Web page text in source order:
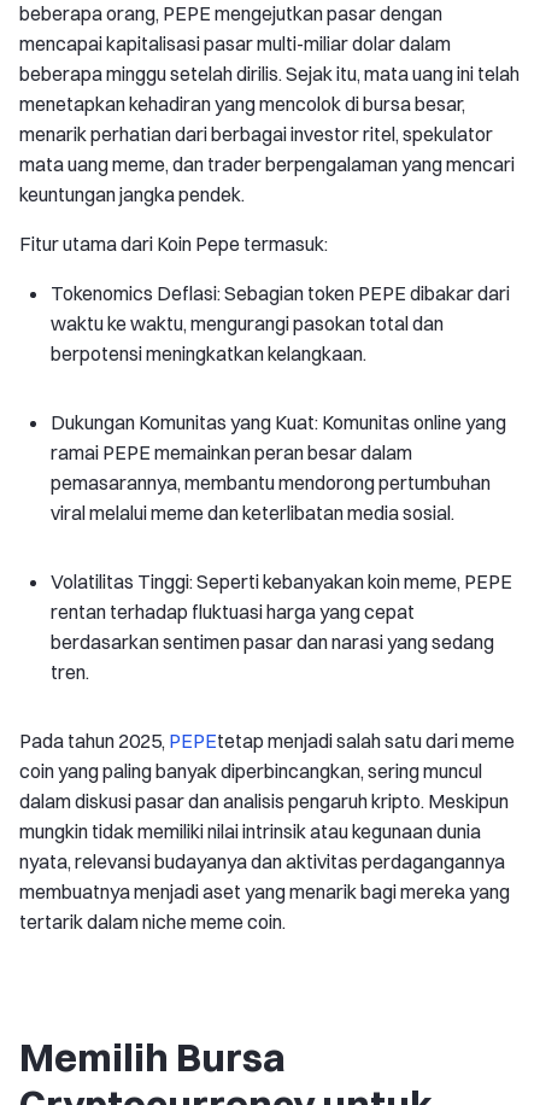
beberapa orang, PEPE mengejutkan pasar dengan
mencapai kapitalisasi pasar multi-miliar dolar dalam
beberapa minggu setelah dirilis. Sejak itu, mata uang ini telah
menetapkan kehadiran yang mencolok di bursa besar,
menarik perhatian dari berbagai investor ritel, spekulator
mata uang meme, dan trader berpengalaman yang mencari
keuntungan jangka pendek.
Fitur utama dari Koin Pepe termasuk:
Tokenomics Deflasi: Sebagian token PEPE dibakar dari
waktu ke waktu, mengurangi pasokan total dan
berpotensi meningkatkan kelangkaan.
Dukungan Komunitas yang Kuat: Komunitas online yang
ramai PEPE memainkan peran besar dalam
pemasarannya, membantu mendorong pertumbuhan
viral melalui meme dan keterlibatan media sosial.
Volatilitas Tinggi: Seperti kebanyakan koin meme, PEPE
rentan terhadap fluktuasi harga yang cepat
berdasarkan sentimen pasar dan narasi yang sedang
tren.
Pada tahun 2025, PEPEtetap menjadi salah satu dari meme
coin yang paling banyak diperbincangkan, sering muncul
dalam diskusi pasar dan analisis pengaruh kripto. Meskipun
mungkin tidak memiliki nilai intrinsik atau kegunaan dunia
nyata, relevansi budayanya dan aktivitas perdagangannya
membuatnya menjadi aset yang menarik bagi mereka yang
tertarik dalam niche meme coin.
Memilih Bursa